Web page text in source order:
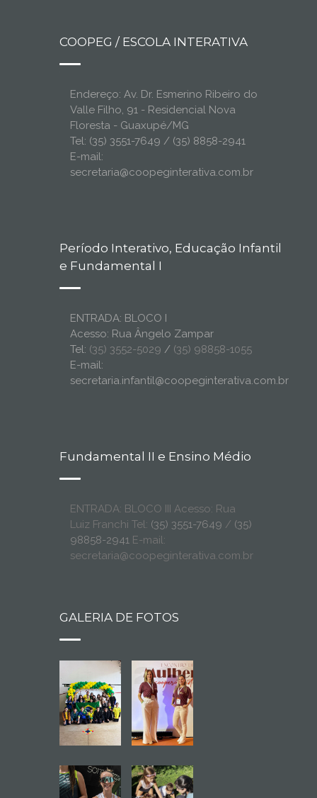
COOPEG / ESCOLA INTERATIVA
Endereço: Av. Dr. Esmerino Ribeiro do
Valle Filho, 91 - Residencial Nova
Floresta - Guaxupé/MG
Tel: (35) 3551-7649 / (35) 8858-2941
E-mail:
secretaria@coopeginterativa.com.br
Período Interativo, Educação Infantil
e Fundamental I
ENTRADA: BLOCO I
Acesso: Rua Ângelo Zampar
Tel: (35) 3552-5029 / (35) 98858-1055
E-mail:
secretaria.infantil@coopeginterativa.com.br
Fundamental II e Ensino Médio
ENTRADA: BLOCO III Acesso: Rua
Luiz Franchi Tel: (35) 3551-7649 / (35)
98858-2941 E-mail:
secretaria@coopeginterativa.com.br
GALERIA DE FOTOS